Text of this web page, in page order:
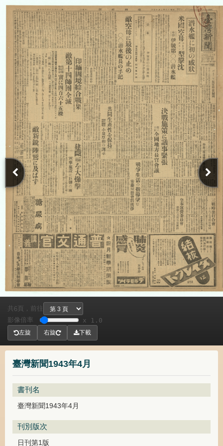
臺灣新聞1943年4月
書刊名
臺灣新聞1943年4月
刊別版次
日刊第1版
共 6頁， 前往
影像倍率
x 1.0
左旋 右旋 下載